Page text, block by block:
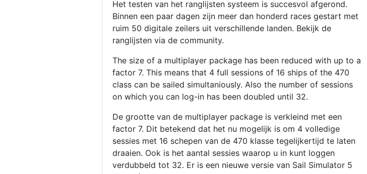
Het testen van het ranglijsten systeem is succesvol afgerond.
Binnen een paar dagen zijn meer dan honderd races gestart met
ruim 50 digitale zeilers uit verschillende landen. Bekijk de
ranglijsten via de community.
The size of a multiplayer package has been reduced with up to a
factor 7. This means that 4 full sessions of 16 ships of the 470
class can be sailed simultaniously. Also the number of sessions
on which you can log-in has been doubled until 32.
De grootte van de multiplayer package is verkleind met een
factor 7. Dit betekend dat het nu mogelijk is om 4 volledige
sessies met 16 schepen van de 470 klasse tegelijkertijd te laten
draaien. Ook is het aantal sessies waarop u in kunt loggen
verdubbeld tot 32. Er is een nieuwe versie van Sail Simulator 5